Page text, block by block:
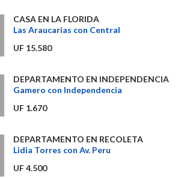
CASA EN LA FLORIDA
Las Araucarias con Central
UF 15.580
DEPARTAMENTO EN INDEPENDENCIA
Gamero con Independencia
UF 1.670
DEPARTAMENTO EN RECOLETA
Lidia Torres con Av. Peru
UF 4.500